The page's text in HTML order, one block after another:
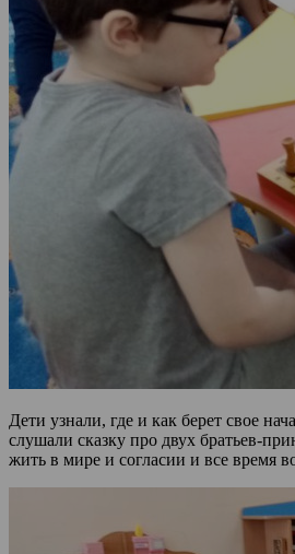
Дети узнали, где и как берет свое
слушали сказку про двух братьев-
жить в мире и согласии и все время